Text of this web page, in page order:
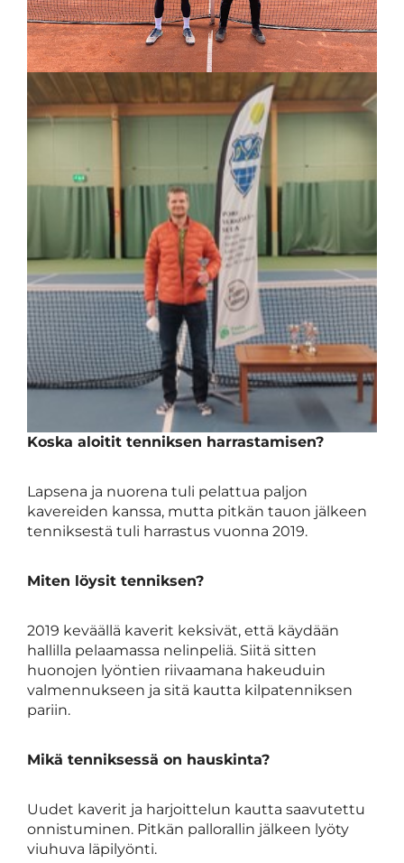
Koska aloitit tenniksen harrastamisen?
Lapsena ja nuorena tuli pelattua paljon
kavereiden kanssa, mutta pitkän tauon jälkeen
tenniksestä tuli harrastus vuonna 2019.
Miten löysit tenniksen?
2019 keväällä kaverit keksivät, että käydään
hallilla pelaamassa nelinpeliä. Siitä sitten
huonojen lyöntien riivaamana hakeuduin
valmennukseen ja sitä kautta kilpatenniksen
pariin.
Mikä tenniksessä on hauskinta?
Uudet kaverit ja harjoittelun kautta saavutettu
onnistuminen. Pitkän pallorallin jälkeen lyöty
viuhuva läpilyönti.